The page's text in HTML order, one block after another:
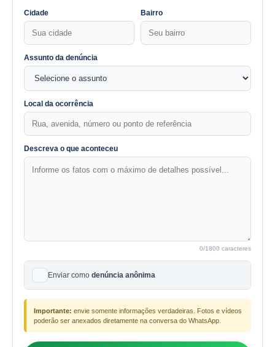
Cidade Bairro
Assunto da denúncia
Local da ocorrência
Descreva o que aconteceu
0/1800 caracteres
Enviar como denúncia anônima
Importante: envie somente informações verdadeiras. Fotos e vídeos
poderão ser anexados diretamente na conversa do WhatsApp.